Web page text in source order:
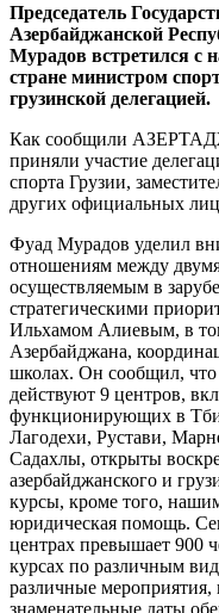
Председатель
Азербайджанской
Мурадов встретился с
стране министром
грузинской делегацией.
Как сообщили
приняли участие
спорта Грузии,
других официальных
Фуад Мурадов уделил
отношениям между
осуществляемым в
стратегическими
Ильхамом Алиевым, в
Азербайджана,
школах. Он сообщил, что
действуют 9 центров,
функционирующих в
Лагодехи, Рустави,
Садахлы, открыты
азербайджанского и
курсы, кроме того,
юридическая помощь.
центрах превышает 900
курсах по различным
различные мероприятия,
знаменательные даты